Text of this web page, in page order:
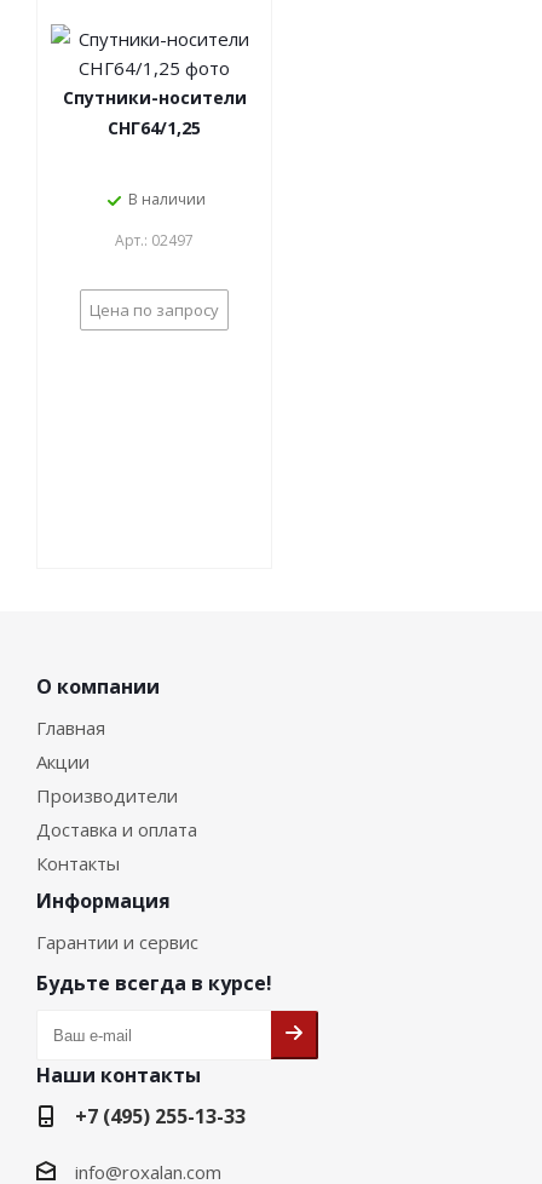
Спутники-носители
СНГ64/1,25
В наличии
Арт.: 02497
Цена по запросу
О компании
Главная
Акции
Производители
Доставка и оплата
Контакты
Информация
Гарантии и сервис
Будьте всегда в курсе!
Наши контакты
+7 (495) 255-13-33
info@roxalan.com